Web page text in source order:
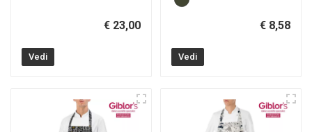
€ 23,00
Vedi
€ 8,58
Vedi